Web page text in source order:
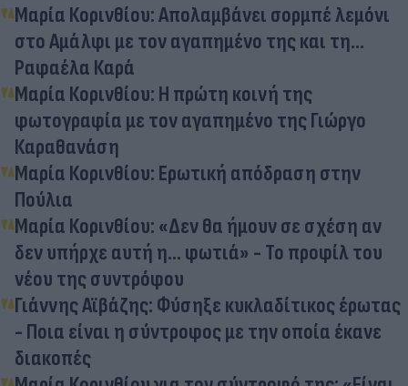
Μαρία Κορινθίου: Απολαμβάνει σορμπέ λεμόνι
στο Αμάλφι με τον αγαπημένο της και τη…
Ραφαέλα Καρά
Μαρία Κορινθίου: Η πρώτη κοινή της
φωτογραφία με τον αγαπημένο της Γιώργο
Καραθανάση
Μαρία Κορινθίου: Ερωτική απόδραση στην
Πούλια
Μαρία Κορινθίου: «Δεν θα ήμουν σε σχέση αν
δεν υπήρχε αυτή η… φωτιά» - Το προφίλ του
νέου της συντρόφου
Γιάννης Αϊβάζης: Φύσηξε κυκλαδίτικος έρωτας
- Ποια είναι η σύντροφος με την οποία έκανε
διακοπές